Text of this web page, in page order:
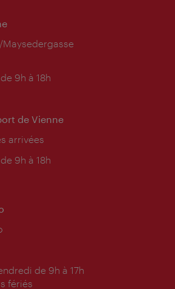
9h à 18h
de Vienne
arrivées
9h à 18h
de 9h à 17h
fériés